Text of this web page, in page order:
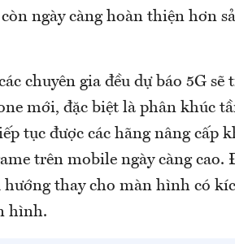
ngày càng hoàn thiện hơn
chuyên gia đều dự báo 5G
mới, đặc biệt là phân khúc
tục được các hãng nâng cấp
trên mobile ngày càng
thay cho màn hình có
hình.